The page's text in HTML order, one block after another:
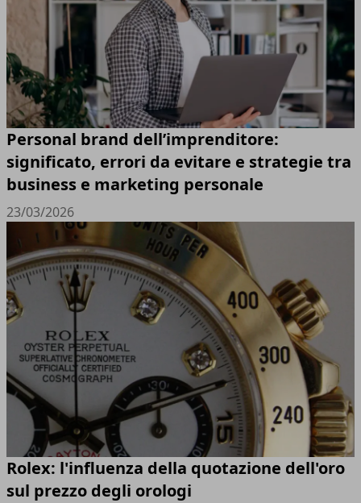
Personal brand dell’imprenditore:
significato, errori da evitare e strategie tra
business e marketing personale
23/03/2026
Rolex: l'influenza della quotazione dell'oro
sul prezzo degli orologi